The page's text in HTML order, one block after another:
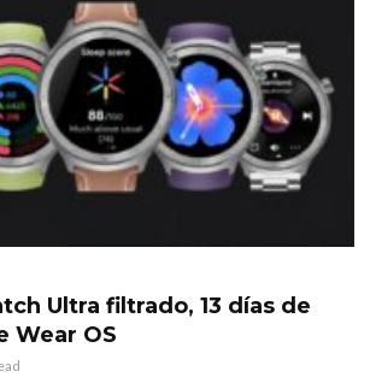
Ultra filtrado, 13 días de
Wear OS